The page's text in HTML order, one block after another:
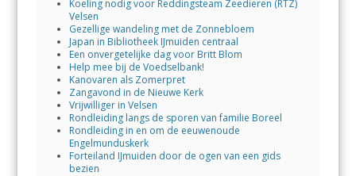
Koeling nodig voor Reddingsteam Zeedieren (RTZ)
Velsen
Gezellige wandeling met de Zonnebloem
Japan in Bibliotheek IJmuiden centraal
Een onvergetelijke dag voor Britt Blom
Help mee bij de Voedselbank!
Kanovaren als Zomerpret
Zangavond in de Nieuwe Kerk
Vrijwilliger in Velsen
Rondleiding langs de sporen van familie Boreel
Rondleiding in en om de eeuwenoude
Engelmunduskerk
Forteiland IJmuiden door de ogen van een gids
bezien